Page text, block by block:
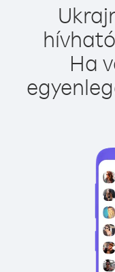
Ha